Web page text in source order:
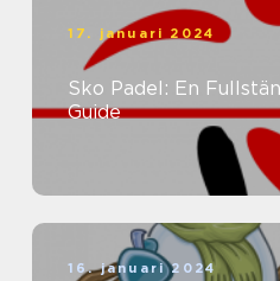
17. januari 2024
Sko Padel: En
Guide
16. januari 2024